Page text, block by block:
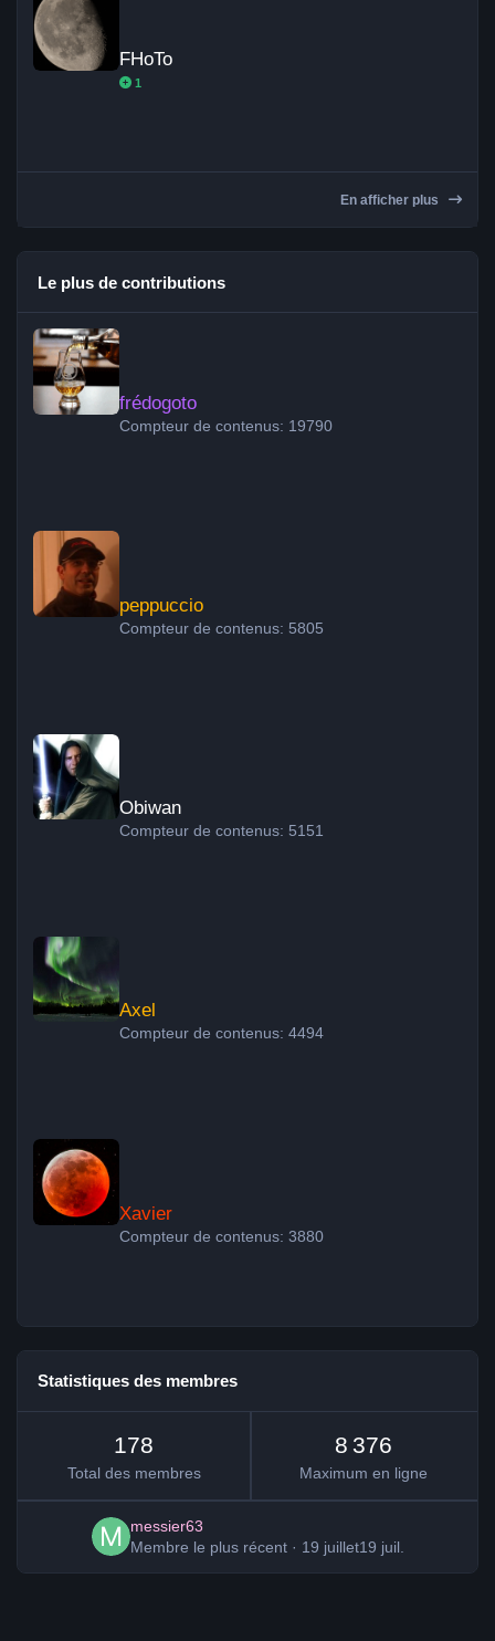
FHoTo
1
En afficher plus
Le plus de contributions
frédogoto
Compteur de contenus: 19790
peppuccio
Compteur de contenus: 5805
Obiwan
Compteur de contenus: 5151
Axel
Compteur de contenus: 4494
Xavier
Compteur de contenus: 3880
Statistiques des membres
178
Total des membres
8 376
Maximum en ligne
messier63
Membre le plus récent · 19 juillet19 juil.